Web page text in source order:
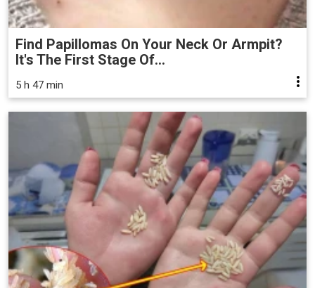
Find Papillomas On Your Neck Or Armpit?
It's The First Stage Of...
5 h 47 min